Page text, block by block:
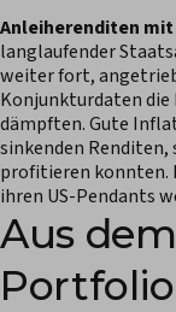
Anleiherenditen
langlaufender
weiter fort,
Konjunkturdaten die
dämpften. Gute
sinkenden
profitieren konnten.
ihren US-Pendants
Aus dem